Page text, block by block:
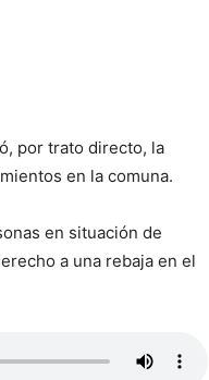
por trato directo, la
en la comuna.
en situación de
a una rebaja en el